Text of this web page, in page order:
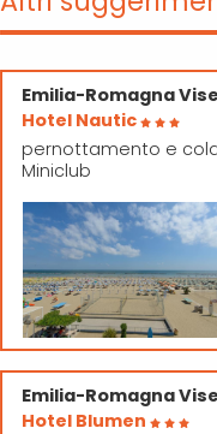
Emilia-Romagna
Hotel Nautic
pernottamento e
Miniclub
Emilia-Romagna
Hotel Blumen